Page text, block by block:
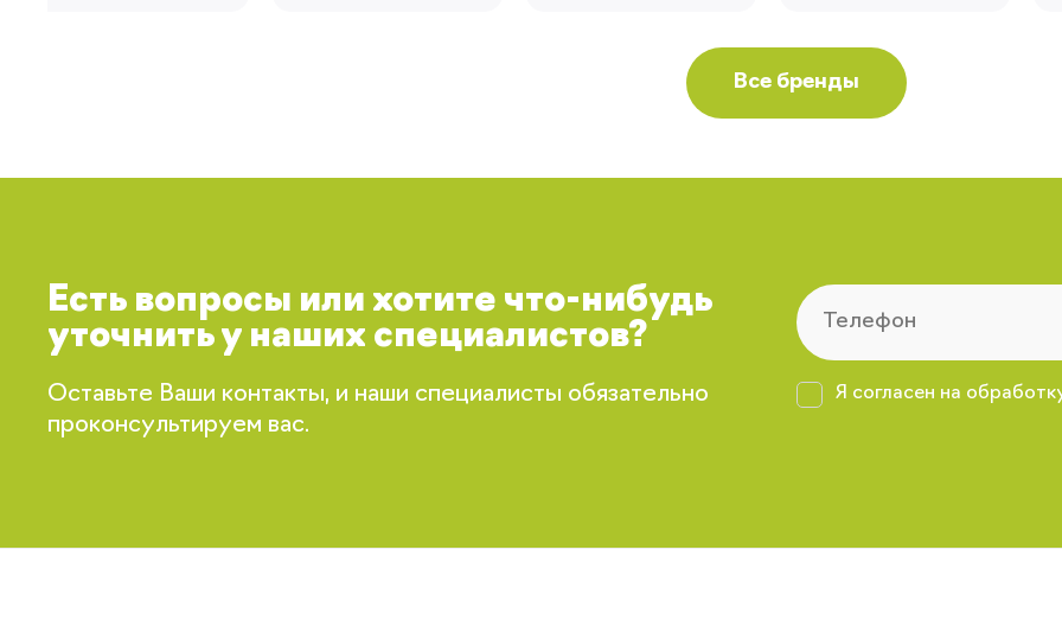
Все бренды
Есть вопросы или хотите что-нибудь
уточнить у наших специалистов?
Оставьте Ваши контакты, и наши специалисты обязательно
проконсультируем вас.
Я согласен на
Вернуться
Регистрация
Вы сможете отслеживать статус своих